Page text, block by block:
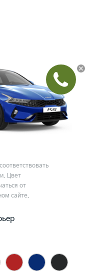
Цвет
от
сайте.